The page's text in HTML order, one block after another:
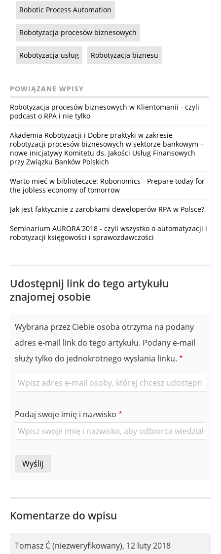
Robotic Process Automation
Robotyzacja procesów biznesowych
Robotyzacja usług Robotyzacja biznesu
POWIĄZANE WPISY
Robotyzacja procesów biznesowych w Klientomanii - czyli
podcast o RPA i nie tylko
Akademia Robotyzacji i Dobre praktyki w zakresie
robotyzacji procesów biznesowych w sektorze bankowym –
nowe inicjatywy Komitetu ds. Jakości Usług Finansowych
przy Związku Banków Polskich
Warto mieć w biblioteczce: Robonomics - Prepare today for
the jobless economy of tomorrow
Jak jest faktycznie z zarobkami deweloperów RPA w Polsce?
Seminarium AURORA'2018 - czyli wszystko o automatyzacji i
robotyzacji księgowości i sprawozdawczości
Udostępnij link do tego artykułu
znajomej osobie
Wybrana przez Ciebie osoba otrzyma na podany
adres e-mail link do tego artykułu. Podany e-mail
służy tylko do jednokrotnego wysłania linku.
E-
znajomej
Osoby
Podaj swoje imię i nazwisko
Komentarze do wpisu
Tomasz Ć (niezweryfikowany), 12 luty 2018